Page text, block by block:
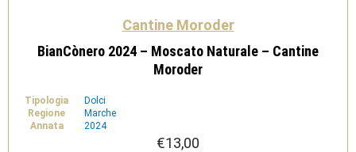
Cantine Moroder
BianCònero 2024 – Moscato Naturale – Cantine
Moroder
Tipologia
Dolci
Regione
Marche
Annata
2024
€13,00